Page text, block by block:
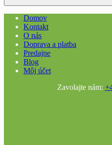
Domov
Kontakt
O nás
Doprava a platba
Predajne
Blog
Môj účet
Zavolajte nám: